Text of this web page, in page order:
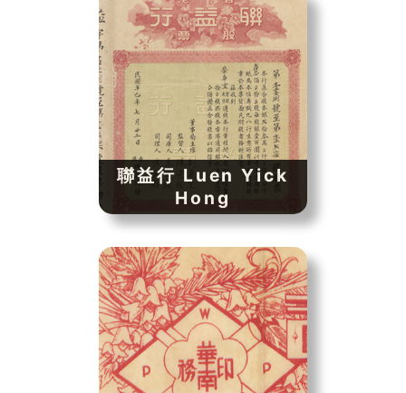
聯益行 Luen Yick
Hong